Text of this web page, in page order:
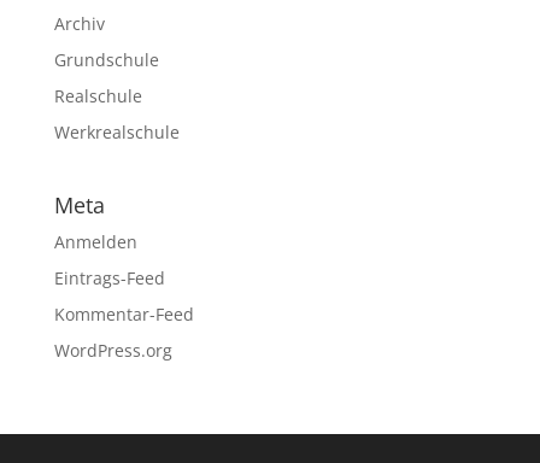
Archiv
Grundschule
Realschule
Werkrealschule
Meta
Anmelden
Eintrags-Feed
Kommentar-Feed
WordPress.org